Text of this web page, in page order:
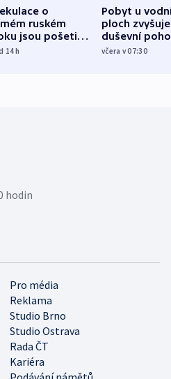
o
ruském
jsou pošetilé,
estonský
14h
Pobyt u
ploch zvyšuje
duševní
ukázala
včera v 07:30
Pro média
Reklama
Studio Brno
Studio Ostrava
Rada ČT
Kariéra
hodin